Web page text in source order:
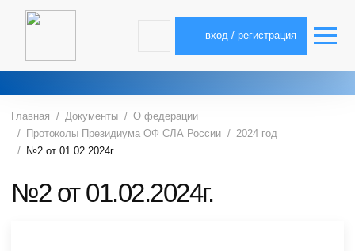
вход / регистрация
Главная Документы
О федерации
Протоколы Президиума ОФ СЛА России
2024 год
№2 от 01.02.2024г.
№2 от 01.02.2024г.